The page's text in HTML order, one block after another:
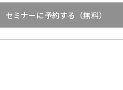
セミナーに予約する（無料）